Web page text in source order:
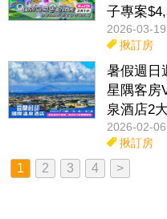
子專案
2026-03-
揪訂房
暑假週日
星隅客房
泉酒店2
2026-02-
揪訂房
1 2 3 4 >